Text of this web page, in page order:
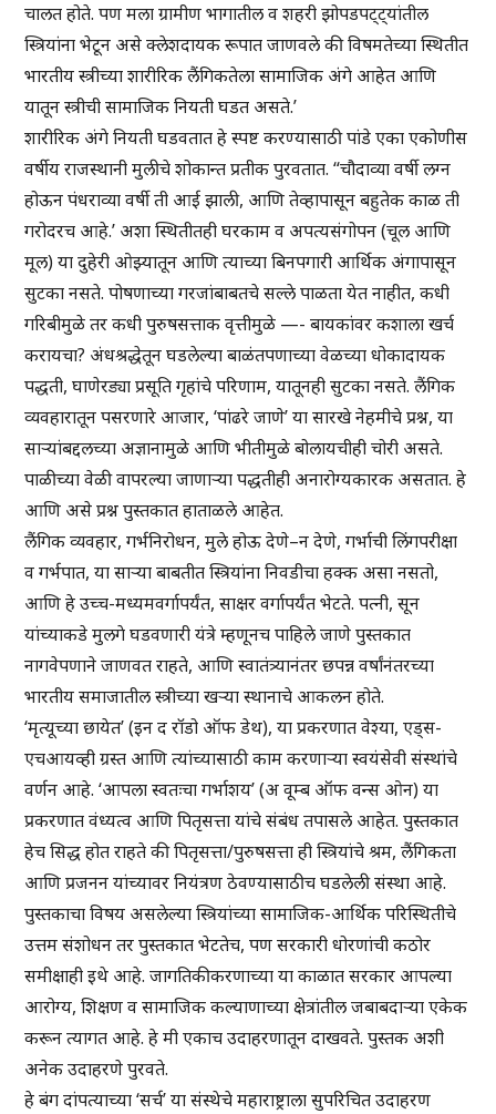
चालत होते. पण मला ग्रामीण भागातील व शहरी झोपडपट्ट्यांतील
स्त्रियांना भेटून असे क्लेशदायक रूपात जाणवले की विषमतेच्या स्थितीत
भारतीय स्त्रीच्या शारीरिक लैंगिकतेला सामाजिक अंगे आहेत आणि
यातून स्त्रीची सामाजिक नियती घडत असते.’
शारीरिक अंगे नियती घडवतात हे स्पष्ट करण्यासाठी पांडे एका एकोणीस
वर्षीय राजस्थानी मुलीचे शोकान्त प्रतीक पुरवतात. “चौदाव्या वर्षी लग्न
होऊन पंधराव्या वर्षी ती आई झाली, आणि तेव्हापासून बहुतेक काळ ती
गरोदरच आहे.’ अशा स्थितीतही घरकाम व अपत्यसंगोपन (चूल आणि
मूल) या दुहेरी ओझ्यातून आणि त्याच्या बिनपगारी आर्थिक अंगापासून
सुटका नसते. पोषणाच्या गरजांबाबतचे सल्ले पाळता येत नाहीत, कधी
गरिबीमुळे तर कधी पुरुषसत्ताक वृत्तीमुळे —- बायकांवर कशाला खर्च
करायचा? अंधश्रद्धेतून घडलेल्या बाळंतपणाच्या वेळच्या धोकादायक
पद्धती, घाणेरड्या प्रसूति गृहांचे परिणाम, यातूनही सुटका नसते. लैंगिक
व्यवहारातून पसरणारे आजार, ‘पांढरे जाणे’ या सारखे नेहमीचे प्रश्न, या
साऱ्यांबद्दलच्या अज्ञानामुळे आणि भीतीमुळे बोलायचीही चोरी असते.
पाळीच्या वेळी वापरल्या जाणाऱ्या पद्धतीही अनारोग्यकारक असतात. हे
आणि असे प्रश्न पुस्तकात हाताळले आहेत.
लैंगिक व्यवहार, गर्भनिरोधन, मुले होऊ देणे–न देणे, गर्भाची लिंगपरीक्षा
व गर्भपात, या साऱ्या बाबतीत स्त्रियांना निवडीचा हक्क असा नसतो,
आणि हे उच्च-मध्यमवर्गापर्यंत, साक्षर वर्गापर्यंत भेटते. पत्नी, सून
यांच्याकडे मुलगे घडवणारी यंत्रे म्हणूनच पाहिले जाणे पुस्तकात
नागवेपणाने जाणवत राहते, आणि स्वातंत्र्यानंतर छपन्न वर्षांनंतरच्या
भारतीय समाजातील स्त्रीच्या खऱ्या स्थानाचे आकलन होते.
‘मृत्यूच्या छायेत’ (इन द रॉडो ऑफ डेथ), या प्रकरणात वेश्या, एड्स-
एचआयव्ही ग्रस्त आणि त्यांच्यासाठी काम करणाऱ्या स्वयंसेवी संस्थांचे
वर्णन आहे. ‘आपला स्वतःचा गर्भाशय’ (अ वूम्ब ऑफ वन्स ओन) या
प्रकरणात वंध्यत्व आणि पितृसत्ता यांचे संबंध तपासले आहेत. पुस्तकात
हेच सिद्ध होत राहते की पितृसत्ता/पुरुषसत्ता ही स्त्रियांचे श्रम, लैंगिकता
आणि प्रजनन यांच्यावर नियंत्रण ठेवण्यासाठीच घडलेली संस्था आहे.
पुस्तकाचा विषय असलेल्या स्त्रियांच्या सामाजिक-आर्थिक परिस्थितीचे
उत्तम संशोधन तर पुस्तकात भेटतेच, पण सरकारी धोरणांची कठोर
समीक्षाही इथे आहे. जागतिकीकरणाच्या या काळात सरकार आपल्या
आरोग्य, शिक्षण व सामाजिक कल्याणाच्या क्षेत्रांतील जबाबदाऱ्या एकेक
करून त्यागत आहे. हे मी एकाच उदाहरणातून दाखवते. पुस्तक अशी
अनेक उदाहरणे पुरवते.
हे बंग दांपत्याच्या ‘सर्च’ या संस्थेचे महाराष्ट्राला सुपरिचित उदाहरण